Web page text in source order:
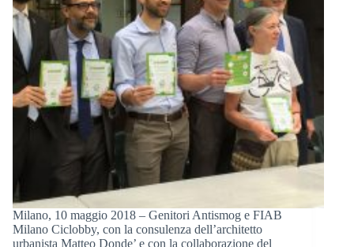
Milano, 10 maggio 2018 – Genitori Antismog e FIAB
Milano Ciclobby, con la consulenza dell’architetto
urbanista Matteo Donde’ e con la collaborazione del